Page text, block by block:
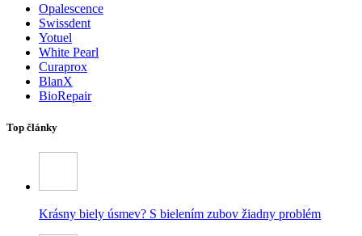
Opalescence
Swissdent
Yotuel
White Pearl
Curaprox
BlanX
BioRepair
Top články
Krásny biely úsmev? S bielením zubov žiadny problém